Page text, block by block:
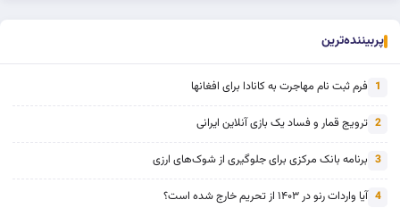
پربیننده‌ترین
1 فرم ثبت نام مهاجرت به کانادا برای افغانها
2 ترویج قمار و فساد یک بازی آنلاین ایرانی
3 برنامه بانک مرکزی برای جلوگیری از شوک‌های ارزی
4 آیا واردات رنو در ۱۴۰۳ از تحریم خارج شده است؟